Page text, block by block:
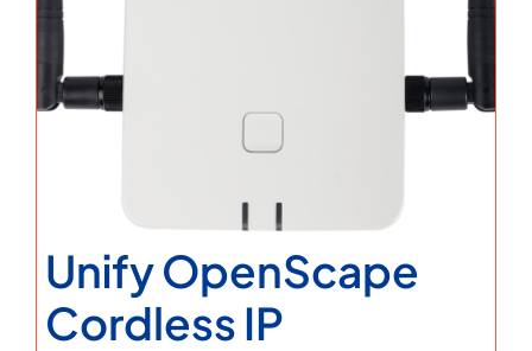
Unify OpenScape
Cordless IP